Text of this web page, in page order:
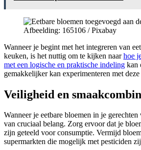
Afbeelding: 165106 / Pixabay
Wanneer je begint met het integreren van
keuken, is het nuttig om te kijken naarhoe
met een logische en praktische indeling kan
gemakkelijker kan experimenteren met
Veiligheid en
Wanneer je eetbare bloemen in je
van cruciaal belang. Zorg ervoor dat je
zijn geteeld voor consumptie. Vermijd
supermarkten die mogelijk met pesticiden